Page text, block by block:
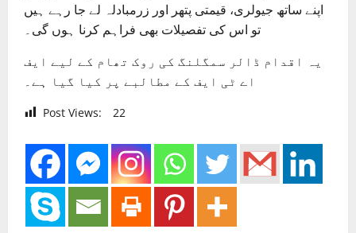
اپنے ساتھ جیولری، قیمتی پتھر اور زرمبادلہ لے جا رہے ہیں
تو اس کی تفصیلات بھی فراہم کرنا ہوں گی۔
یہ اقدام ڈالر سمگلنگ کی روک تھام کے لیے ایف
اے ٹی ایف کے مطالبے پر کیا گیا ہے۔
Post Views: 22